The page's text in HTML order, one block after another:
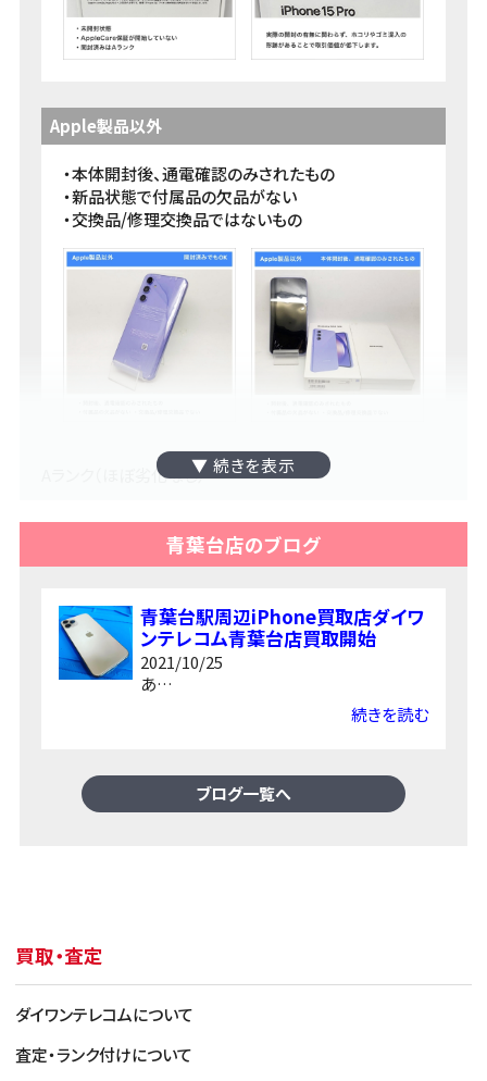
古物営業法上、身分証のご確認を必須とさせていた
だいております。身分証で困ったらこちら！
本人確認に必要な物 >>
Apple製品以外
・本体開封後、通電確認のみされたもの
・新品状態で付属品の欠品がない
・交換品/修理交換品ではないもの
Aランク（ほぼ劣化なし）
・液晶に傷がない
・局所的に目立たない傷やスレ跡がある
・外装交換品または修理交換品
み）
・目立つ傷はごく一部のみ
・バッテリー最大容量 81％ 以上（容量確認できる端末の
み）
青葉台店のブログ
青葉台駅周辺iPhone買取店ダイワ
ンテレコム青葉台店買取開始
2021/10/25
あ…
続きを読む
ブログ一覧へ
買取・査定
ダイワンテレコムについて
査定・ランク付けについて